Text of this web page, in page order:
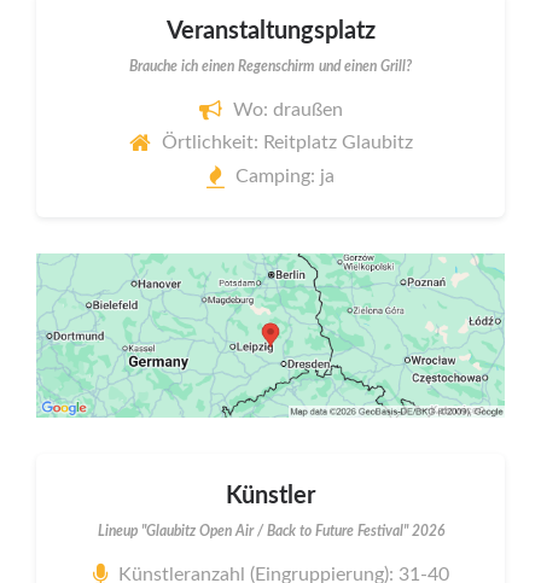
Veranstaltungsplatz
Brauche ich einen Regenschirm und einen Grill?
Wo: draußen
Örtlichkeit: Reitplatz Glaubitz
Camping: ja
Künstler
Lineup "Glaubitz Open Air / Back to Future Festival" 2026
Künstleranzahl (Eingruppierung): 31-40